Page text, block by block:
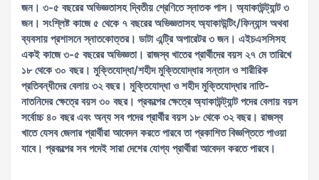
জন। ৩-৫ বছরের অভিজ্ঞতাসহ দ্বিতীয় শ্রেণিতে স্নাতক পাস। অ্যাকাউন্ট্যান্ট ৩
জন। সংশ্লিষ্ট কাজে ৫ থেকে ৭ বছরের অভিজ্ঞতাসহ অ্যাকাউন্টিং/ফিন্যান্স অথবা
ব্যবসায় প্রশাসনে স্নাতকোত্তর। ডাটা এন্ট্রি অপারেটর ৩ জন। এইচএসসিসহ
একই কাজে ৩-৫ বছরের অভিজ্ঞতা। রাজস্ব খাতের প্রার্থীদের বয়স ২৭ মে তারিখে
১৮ থেকে ৩০ বছর। মুক্তিযোদ্ধা/শহীদ মুক্তিযোদ্ধার সন্তান ও শারীরিক
প্রতিবন্ধীদের বেলায় ৩২ বছর। মুক্তিযোদ্ধা ও শহীদ মুক্তিযোদ্ধার নাতি-
নাতনিদের ক্ষেত্রে বয়স ৩০ বছর। প্রকল্পের ক্ষেত্রে অ্যাকাউন্ট্যান্ট পদের বেলায় বয়স
সর্বোচ্চ ৪০ বছর এবং অন্য সব পদের প্রার্থীর বয়স ১৮ থেকে ৩২ বছর। রাজস্ব
খাতে যেসব জেলার প্রার্থীরা আবেদন করতে পারবে তা প্রকাশিত বিজ্ঞপ্তিতে পাওয়া
যাবে। প্রকল্পের সব পদেই সারা দেশের যোগ্য প্রার্থীরা আবেদন করতে পারবে।